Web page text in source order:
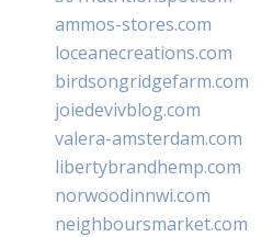
ammos-stores.com
loceanecreations.com
birdsongridgefarm.com
joiedevivblog.com
valera-amsterdam.com
libertybrandhemp.com
norwoodinnwi.com
neighboursmarket.com